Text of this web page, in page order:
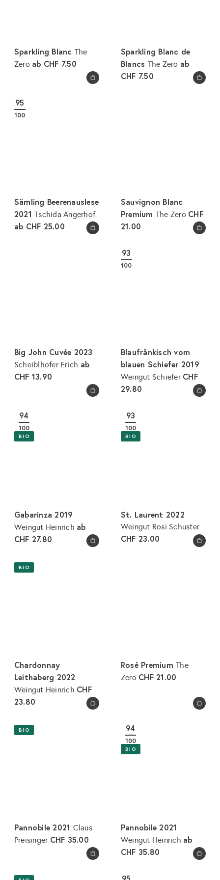
In den Warenkorb legen
Sparkling Blanc The
Zero ab CHF 7.50
In den Warenkorb legen
Sparkling Blanc de
Blancs The Zero ab
CHF 7.50
In den Warenkorb legen
95
100
Sämling Beerenauslese
2021Tschida Angerhof
ab CHF 25.00 In den Warenkorb legen
Sauvignon Blanc
Premium The Zero CHF
21.00
In den Warenkorb legen
Big John Cuvée 2023
Scheiblhofer Erich ab
CHF 13.90
In den Warenkorb legen
93
100
Blaufränkisch vom
blauen Schiefer 2019
Weingut Schiefer CHF
29.80
In den Warenkorb legen
94
100
BIO
Gabarinza 2019
Weingut Heinrich ab
CHF 27.80
In den Warenkorb legen
93
100
BIO
St. Laurent 2022
Weingut Rosi Schuster
CHF 23.00
In den Warenkorb legen
BIO
Chardonnay
Leithaberg 2022
Weingut Heinrich CHF
23.80
In den Warenkorb legen
Rosé PremiumThe
Zero CHF 21.00
In den Warenkorb legen
BIO
Pannobile 2021 Claus
Preisinger CHF 35.00
In den Warenkorb legen
94
100
BIO
Pannobile 2021
Weingut Heinrich ab
CHF 35.80